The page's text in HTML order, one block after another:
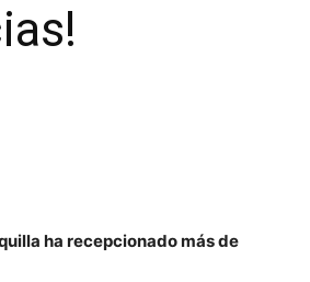
ha recepcionado más de